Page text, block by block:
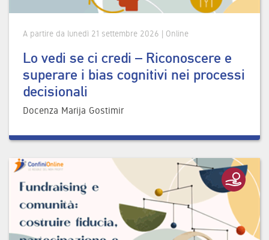
A partire da lunedì 21 settembre 2026 | Online
Lo vedi se ci credi – Riconoscere e
superare i bias cognitivi nei processi
decisionali
Docenza Marija Gostimir